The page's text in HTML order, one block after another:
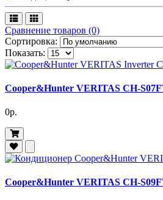
Сравнение товаров (0)
Сортировка:
Показать:
Cooper&Hunter VERITAS CH-
0р.
Cooper&Hunter VERITAS CH-